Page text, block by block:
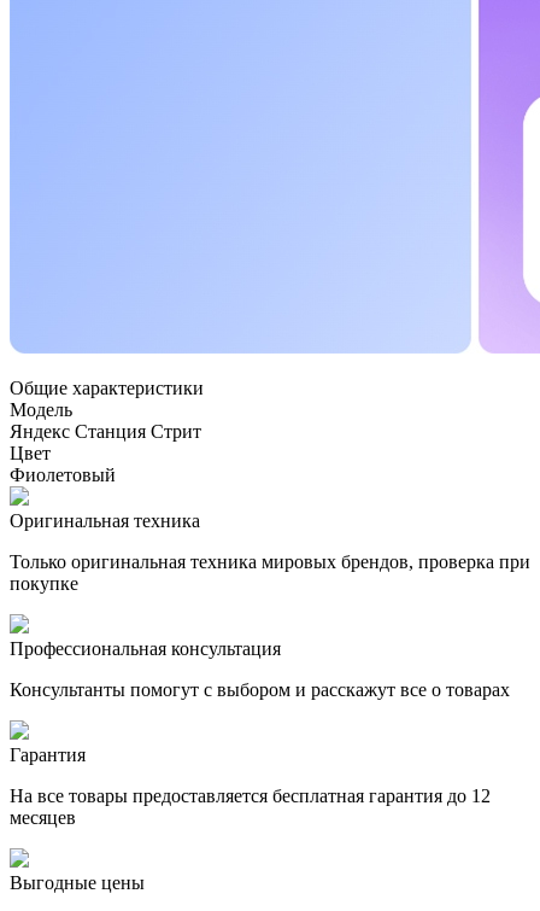
Общие характеристики
Модель
Яндекс Станция Стрит
Цвет
Фиолетовый
Оригинальная техника
Только оригинальная техника мировых брендов, проверка при
покупке
Профессиональная консультация
Консультанты помогут с выбором и расскажут все о товарах
Гарантия
На все товары предоставляется бесплатная гарантия до 12
месяцев
Выгодные цены